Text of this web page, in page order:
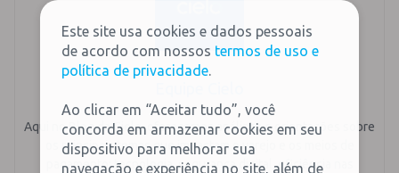
Aqui no Blog da Cielo, oferecemos análises e orientações sobre
os principais temas que impactam o varejo e os meios de
pagamento: tecnologia, segurança digital, eficiência nas
Este site usa cookies e dados pessoais
de acordo com nossos termos de uso e
política de privacidade.
Ao clicar em “Aceitar tudo”, você
concorda em armazenar cookies em seu
dispositivo para melhorar sua
navegação e experiência no site, além de